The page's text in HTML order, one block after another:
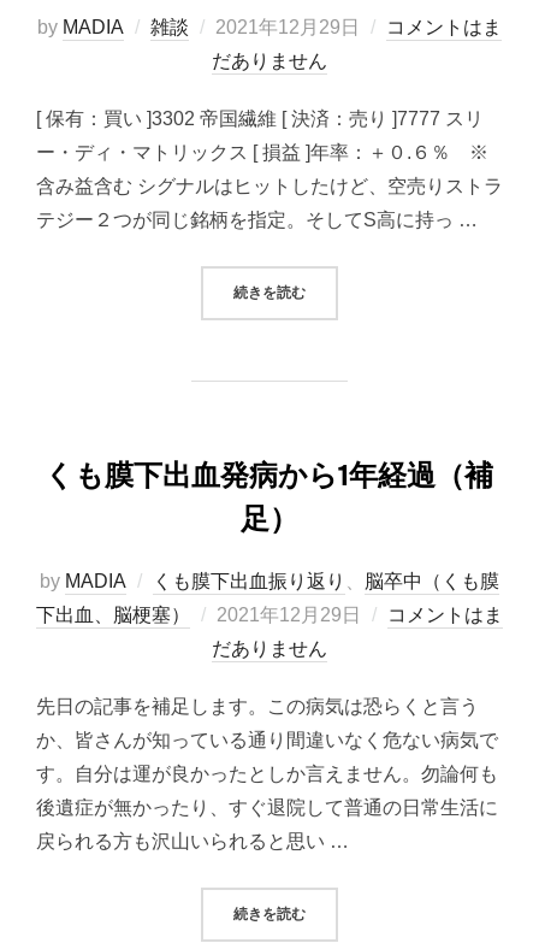
by MADIA 雑談
投
稿
2021年12月29日
コメントはま
だありません
[ 保有：買い ]3302 帝国繊維 [ 決済：売り ]7777 スリ
ー・ディ・マトリックス [ 損益 ]年率：＋０.６％ ※
含み益含む シグナルはヒットしたけど、空売りストラ
テジー２つが同じ銘柄を指定。そしてS高に持っ …
続きを読む“2021/12/29システムトレード（株
くも膜下出血発病から1年経過（補
足）
by MADIA くも膜下出血振り返り
脳卒中（くも膜
下出血、脳梗塞）
投
稿
2021年12月29日
コメントはま
だありません
先日の記事を補足します。この病気は恐らくと言う
か、皆さんが知っている通り間違いなく危ない病気で
す。自分は運が良かったとしか言えません。勿論何も
後遺症が無かったり、すぐ退院して普通の日常生活に
戻られる方も沢山いられると思い …
続きを読む“くも膜下出血発病から1年経過（補